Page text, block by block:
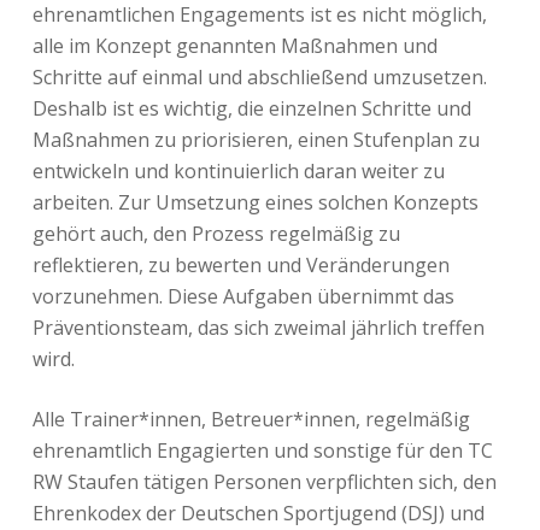
ehrenamtlichen Engagements ist es nicht möglich,
alle im Konzept genannten Maßnahmen und
Schritte auf einmal und abschließend umzusetzen.
Deshalb ist es wichtig, die einzelnen Schritte und
Maßnahmen zu priorisieren, einen Stufenplan zu
entwickeln und kontinuierlich daran weiter zu
arbeiten. Zur Umsetzung eines solchen Konzepts
gehört auch, den Prozess regelmäßig zu
reflektieren, zu bewerten und Veränderungen
vorzunehmen. Diese Aufgaben übernimmt das
Präventionsteam, das sich zweimal jährlich treffen
wird.
Alle Trainer*innen, Betreuer*innen, regelmäßig
ehrenamtlich Engagierten und sonstige für den TC
RW Staufen tätigen Personen verpflichten sich, den
Ehrenkodex der Deutschen Sportjugend (DSJ) und